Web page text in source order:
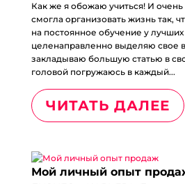
Как же я обожаю учиться! И очень
смогла организовать жизнь так,
на постоянное обучение у
целенаправленно выделяю свое
закладываю большую статью в
головой погружаюсь в каждый...
ЧИТАТЬ ДАЛЕЕ
Мой личный опыт